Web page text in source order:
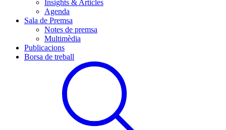
Insights & Articles
Agenda
Sala de Premsa
Notes de premsa
Multimèdia
Publicacions
Borsa de treball